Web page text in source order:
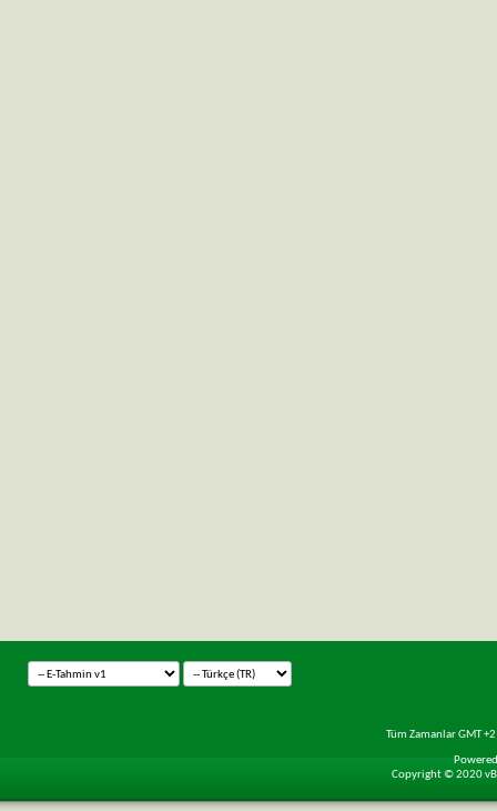
Tüm Zamanlar GMT
Copyright © 2020